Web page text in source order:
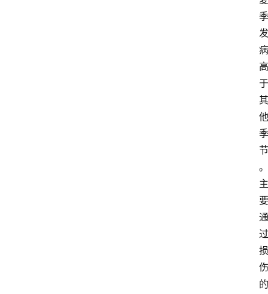
季
发
病
高
于
其
他
季
节
。
主
要
通
过
损
伤
的